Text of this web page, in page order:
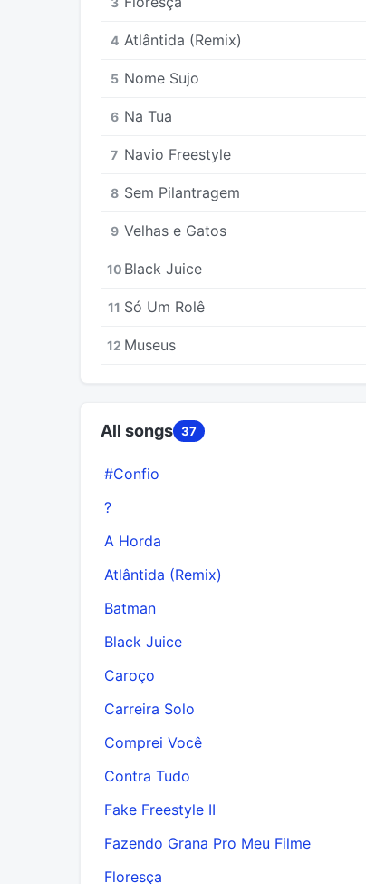
4 Atlântida (Remix)
5 Nome Sujo
6 Na Tua
7 Navio Freestyle
8 Sem Pilantragem
9 Velhas e Gatos
10 Black Juice
11 Só Um Rolê
12 Museus
All songs 37
#Confio
?
A Horda
Atlântida (Remix)
Batman
Black Juice
Caroço
Carreira Solo
Comprei Você
Contra Tudo
Fake Freestyle II
Fazendo Grana Pro Meu Filme
Floresça